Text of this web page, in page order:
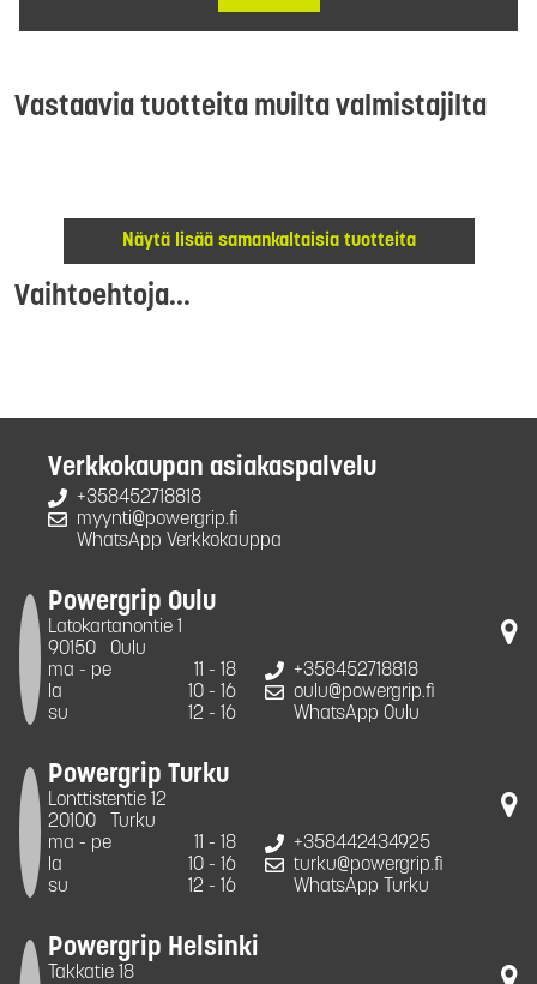
Vastaavia tuotteita muilta valmistajilta
Näytä lisää samankaltaisia tuotteita
Vaihtoehtoja...
Verkkokaupan asiakaspalvelu
+358452718818
myynti@powergrip.fi
WhatsApp Verkkokauppa
Powergrip Oulu
Latokartanontie 1
90150
Oulu
ma - pe
11 - 18
la
10 - 16
su
12 - 16
+358452718818
oulu@powergrip.fi
WhatsApp Oulu
Powergrip Turku
Lonttistentie 12
20100
Turku
ma - pe
11 - 18
la
10 - 16
su
12 - 16
+358442434925
turku@powergrip.fi
WhatsApp Turku
Powergrip Helsinki
Takkatie 18